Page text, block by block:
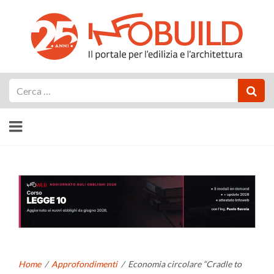
Home / Approfondimenti / Economia circolare “Cradle to